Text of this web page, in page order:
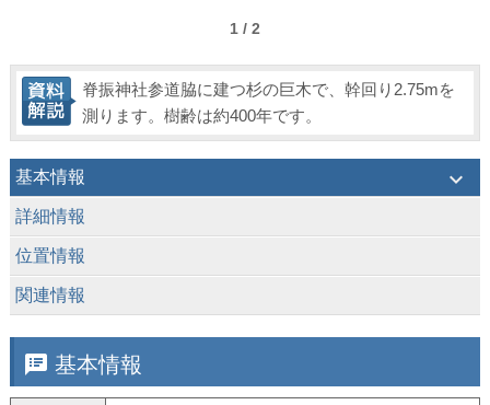
1 / 2
脊振神社参道脇に建つ杉の巨木で、幹回り2.75mを
測ります。樹齢は約400年です。
基本情報 keyboard_arrow_down
詳細情報
位置情報
関連情報
speaker_notes 基本情報